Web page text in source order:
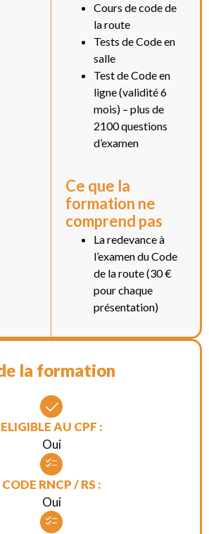
Cours de code de
la route
Tests de Code en
salle
Test de Code en
ligne (validité 6
mois) – plus de
2100 questions
d’examen
Ce que la
formation ne
comprend pas
La redevance à
l’examen du Code
de la route (30 €
pour chaque
présentation)
la formation
ELIGIBLE AU CPF :
Oui
CODE RNCP / RS :
Oui